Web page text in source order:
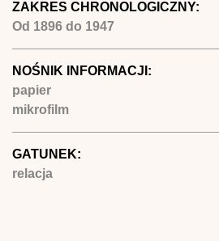
ZAKRES CHRONOLOGICZNY:
Od 1896 do 1947
NOŚNIK INFORMACJI:
papier
mikrofilm
GATUNEK:
relacja